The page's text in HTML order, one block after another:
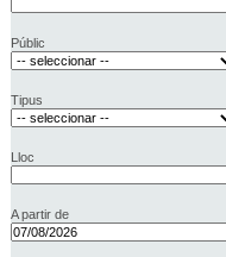
Públic
Tipus
Lloc
A partir de